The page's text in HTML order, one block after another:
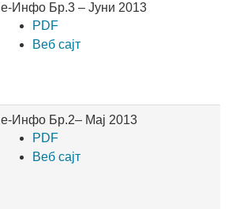
е-Инфо Бр.3 – Јуни 2013
PDF
Веб сајт
е-Инфо Бр.2– Maj 2013
PDF
Веб сајт